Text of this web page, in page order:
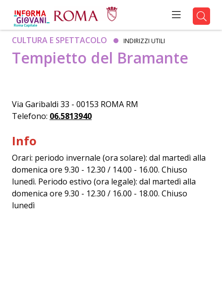
CULTURA E SPETTACOLO INDIRIZZI UTILI
Tempietto del Bramante
Via Garibaldi 33 - 00153 ROMA RM
Telefono: 06.5813940
Info
Orari: periodo invernale (ora solare): dal martedì alla
domenica ore 9.30 - 12.30 / 14.00 - 16.00. Chiuso
lunedì. Periodo estivo (ora legale): dal martedì alla
domenica ore 9.30 - 12.30 / 16.00 - 18.00. Chiuso
lunedì